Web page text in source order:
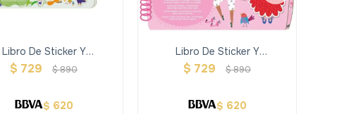
Libro De Sticker Y
Actividades- Bosque
$ 729 $890
$ 620
Libro De Sticker Y
Actividades- Vestirse
$ 729 $890
$ 620